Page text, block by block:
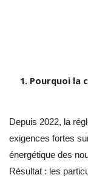
1. Pourquoi la
Depuis 2022, la
exigences fortes
énergétique des
Résultat : les